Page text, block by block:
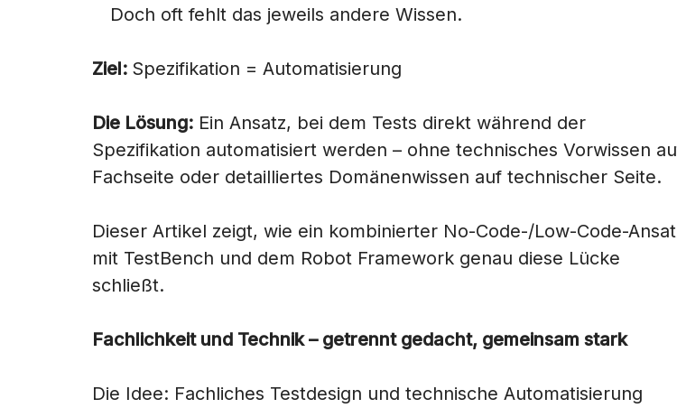
Doch oft fehlt das jeweils andere Wissen.
Ziel: Spezifikation = Automatisierung
Die Lösung: Ein Ansatz, bei dem Tests direkt während der
Spezifikation automatisiert werden – ohne technisches Vorwissen
Fachseite oder detailliertes Domänenwissen auf technischer Seite.
Dieser Artikel zeigt, wie ein kombinierter No-Code-/Low-Code-
mit TestBench und dem Robot Framework genau diese Lücke
schließt.
Fachlichkeit und Technik – getrennt gedacht, gemeinsam stark
Die Idee: Fachliches Testdesign und technische Automatisierung